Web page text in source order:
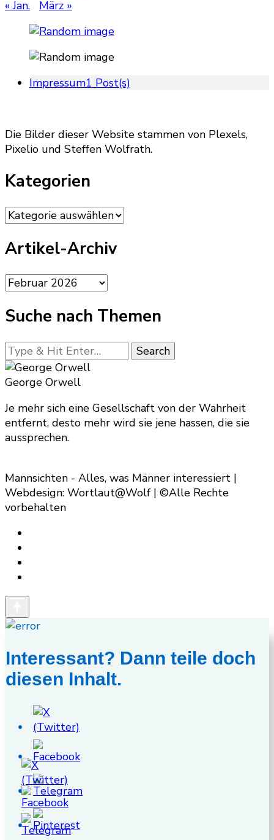
« Jan.
März »
Impressum1 Post(s)
Die Bilder dieser Website stammen von Plexels,
Pixelio und Steffen Wolfrath.
Kategorien
Kategorien
Artikel-Archiv
Artikel-
Archiv
Suche nach Themen
Looking
for
Something?
George Orwell
Je mehr sich eine Gesellschaft von der Wahrheit
entfernt, desto mehr wird sie jene hassen, die sie
aussprechen.
Mannsichten - Alles, was Männer interessiert |
Webdesign: Wortlaut@Wolf | ©Alle Rechte
vorbehalten
Interessant? Dann teile doch
diesen Inhalt.